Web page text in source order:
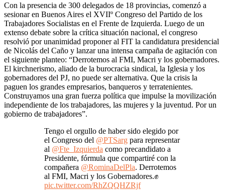
Con la presencia de 300 delegados de 18 provincias, comenzó a
sesionar en Buenos Aires el XVIIº Congreso del Partido de los
Trabajadores Socialistas en el Frente de Izquierda. Luego de un
extenso debate sobre la crítica situación nacional, el congreso
resolvió por unanimidad proponer al FIT la candidatura presidencial
de Nicolás del Caño y lanzar una intensa campaña de agitación con
el siguiente planteo: “Derrotemos al FMI, Macri y los gobernadores.
El kirchnerismo, aliado de la burocracia sindical, la Iglesia y los
gobernadores del PJ, no puede ser alternativa. Que la crisis la
paguen los grandes empresarios, banqueros y terratenientes.
Construyamos una gran fuerza política que impulse la movilización
independiente de los trabajadores, las mujeres y la juventud. Por un
gobierno de trabajadores”.
Tengo el orgullo de haber sido elegido por
el Congreso del @PTSarg para representar
al @Fte_Izquierda como precandidato a
Presidente, fórmula que compartiré con la
compañera @RominaDelPla. Derrotemos
al FMI, Macri y los Gobernadores.✊
pic.twitter.com/RhZQQHZRjf